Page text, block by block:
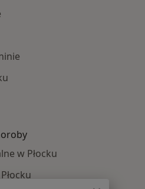
w Płocku